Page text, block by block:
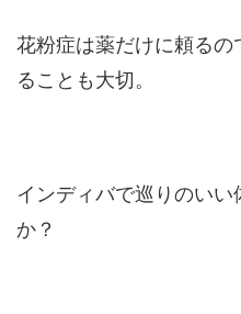
花粉症は薬だけに頼るの
ることも大切。
インディバで巡りのい
か？